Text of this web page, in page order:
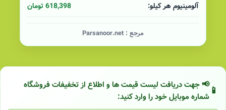
آلومینیوم هر کیلو:
618,398 تومان
مرجع : Parsanoor.net
📢 جهت دریافت لیست قیمت ها و اطلاع از تخفیفات فروشگاه
شماره موبایل خود را وارد کنید: